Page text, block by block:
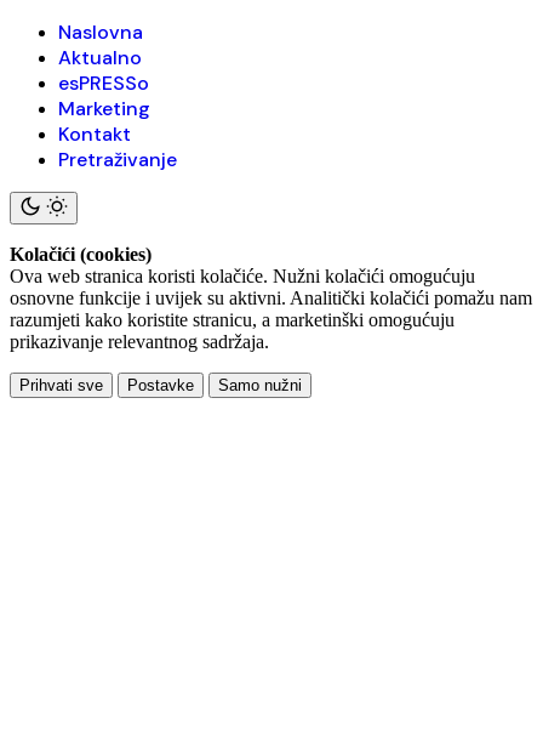
Naslovna
Aktualno
esPRESSo
Marketing
Kontakt
Pretraživanje
Kolačići (cookies)
Ova web stranica koristi kolačiće. Nužni kolačići omogućuju
osnovne funkcije i uvijek su aktivni. Analitički kolačići pomažu nam
razumjeti kako koristite stranicu, a marketinški omogućuju
prikazivanje relevantnog sadržaja.
Prihvati sve Postavke Samo nužni